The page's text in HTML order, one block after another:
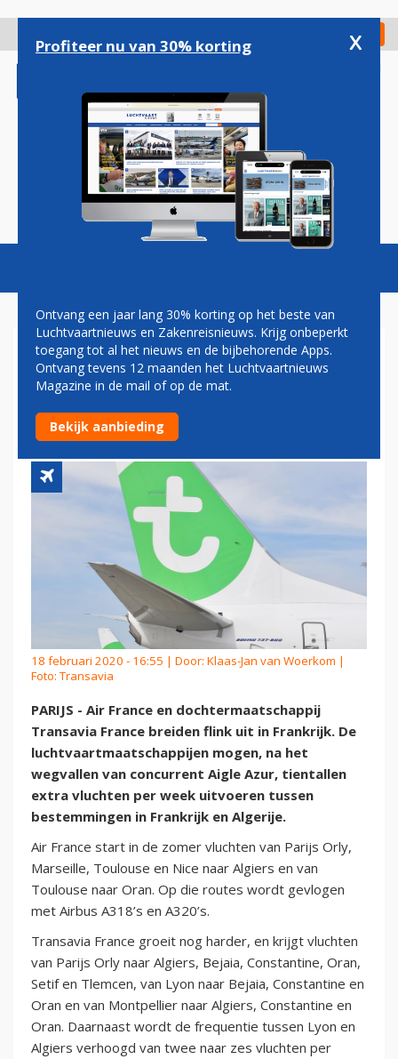
gaan
Check in
Magazine Podcasts Vacatures
AIR FRANCE EN TRANSAVIA
DUIKEN OP ALGERIJNSE
MARKT
18 februari 2020 - 16:55 | Door: Klaas-Jan van Woerkom |
Foto: Transavia
PARIJS - Air France en dochtermaatschappij
Transavia France breiden flink uit in Frankrijk. De
luchtvaartmaatschappijen mogen, na het
wegvallen van concurrent Aigle Azur, tientallen
extra vluchten per week uitvoeren tussen
bestemmingen in Frankrijk en Algerije.
Air France start in de zomer vluchten van Parijs Orly,
Marseille, Toulouse en Nice naar Algiers en van
Toulouse naar Oran. Op die routes wordt gevlogen
met Airbus A318’s en A320’s.
Transavia France groeit nog harder, en krijgt vluchten
van Parijs Orly naar Algiers, Bejaia, Constantine, Oran,
Setif en Tlemcen, van Lyon naar Bejaia, Constantine en
Oran en van Montpellier naar Algiers, Constantine en
Oran. Daarnaast wordt de frequentie tussen Lyon en
Algiers verhoogd van twee naar zes vluchten per
Profiteer nu van 30% korting x
Ontvang een jaar lang 30% korting op het beste van
Luchtvaartnieuws en Zakenreisnieuws. Krijg onbeperkt
toegang tot al het nieuws en de bijbehorende Apps.
Ontvang tevens 12 maanden het Luchtvaartnieuws
Magazine in de mail of op de mat.
Bekijk aanbieding